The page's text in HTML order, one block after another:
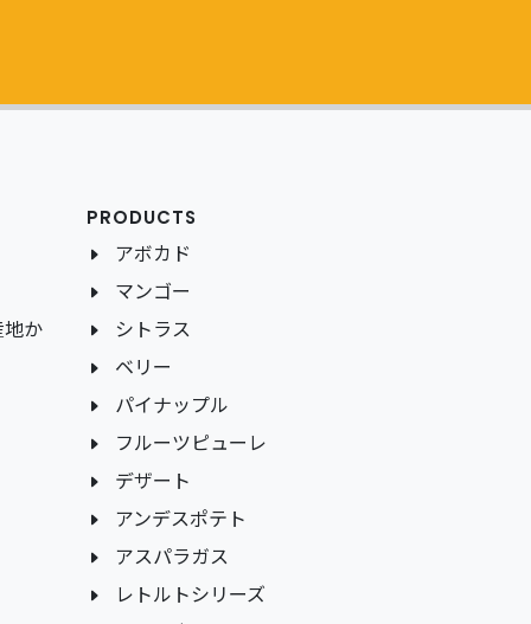
か
PRODUCTS
アボカド
マンゴー
シトラス
ベリー
パイナップル
フルーツピューレ
デザート
アンデスポテト
アスパラガス
レトルトシリーズ